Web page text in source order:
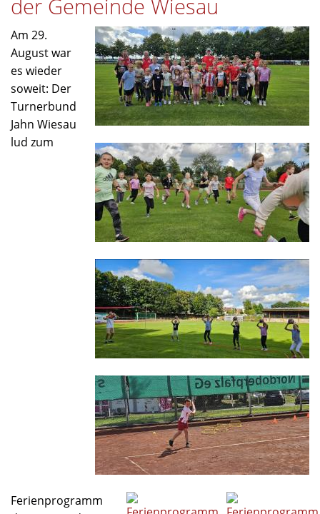
der Gemeinde Wiesau
Am 29.
August war
es wieder
soweit: Der
Turnerbund
Jahn Wiesau
lud zum
Ferienprogramm